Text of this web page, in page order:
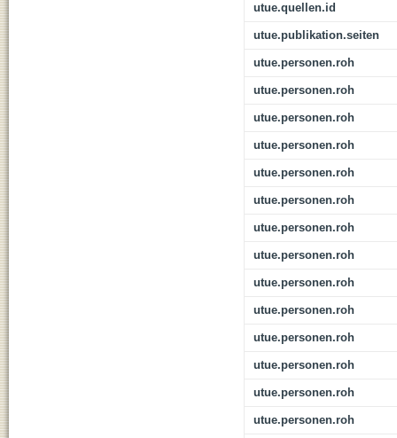
utue.quellen.id
utue.publikation.seiten
utue.personen.roh
utue.personen.roh
utue.personen.roh
utue.personen.roh
utue.personen.roh
utue.personen.roh
utue.personen.roh
utue.personen.roh
utue.personen.roh
utue.personen.roh
utue.personen.roh
utue.personen.roh
utue.personen.roh
utue.personen.roh